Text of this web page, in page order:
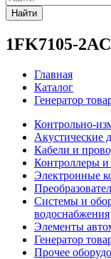
Найти
1FK7105-
Главная
Каталог
Генератор
Контрольно-
Акустические
Кабели и
Контроллеры и
Электронные
Системы и
водоснабжения
Элементы
Генератор
Прочее